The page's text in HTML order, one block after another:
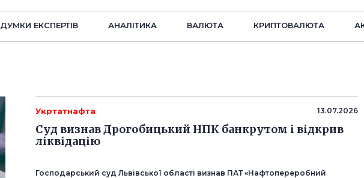
ДУМКИ ЕКСПЕРТIВ АНАЛIТИКА ВАЛЮТА КРИПТОВАЛЮТА
Укртатнафта 13.07.2026
Суд визнав Дрогобицький НПК банкрутом і відкрив
ліквідацію
Господарський суд Львівської області визнав ПАТ «Нафтопереробний